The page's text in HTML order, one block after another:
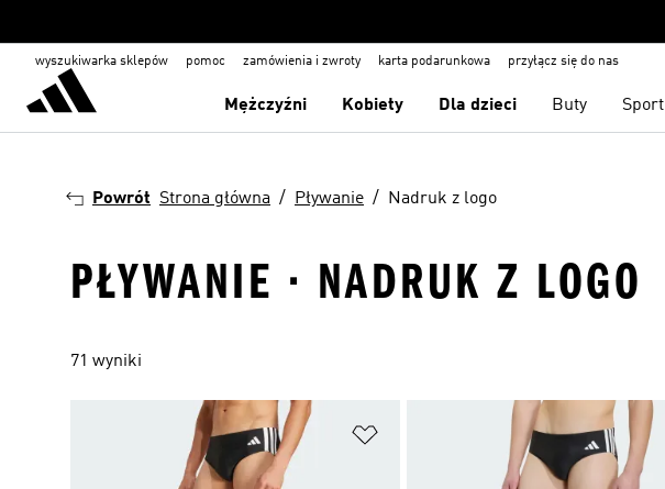
wyszukiwarka sklepów pomoc zamówienia i zwroty karta podarunkowa przyłącz się do nas
Mężczyźni Kobiety Dla dzieci Buty Sport
Powrót Strona główna Pływanie Nadruk z logo
PŁYWANIE · NADRUK Z LOGO
71 wyniki
Dodaj do listy życzeń